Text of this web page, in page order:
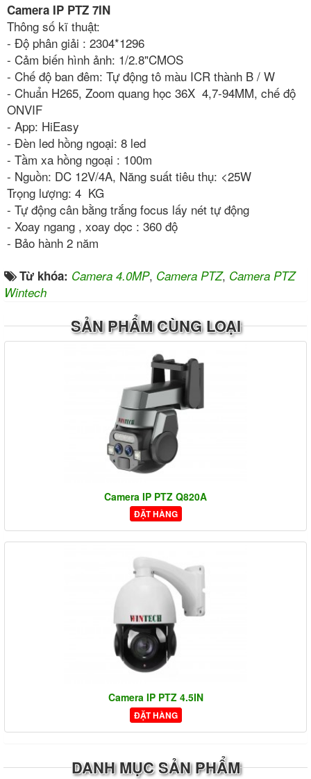
Camera IP PTZ 7IN
Thông số kĩ thuật:
- Độ phân giải : 2304*1296
- Cảm biến hình ảnh: 1/2.8"CMOS
- Chế độ ban đêm: Tự động tô màu ICR thành B / W
- Chuẩn H265, Zoom quang học 36X 4,7-94MM, chế độ
ONVIF
- App: HiEasy
- Đèn led hồng ngoại: 8 led
- Tầm xa hồng ngoại : 100m
- Nguồn: DC 12V/4A, Năng suất tiêu thụ: <25W
Trọng lượng: 4 KG
- Tự động cân bằng trắng focus lấy nét tự động
- Xoay ngang , xoay dọc : 360 độ
- Bảo hành 2 năm
Từ khóa: Camera 4.0MP, Camera PTZ, Camera PTZ
Wintech
SẢN PHẨM CÙNG LOẠI
Camera IP PTZ Q820A
ĐẶT HÀNG
Camera IP PTZ 4.5IN
ĐẶT HÀNG
DANH MỤC SẢN PHẨM